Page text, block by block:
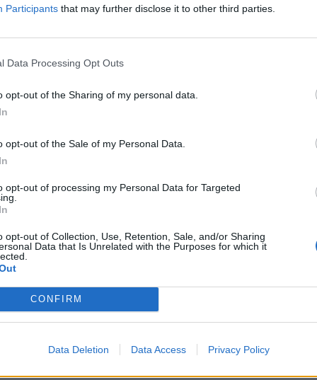
Participants that may further disclose it to other third parties.
Data Processing Opt Outs
opt-out of the Sharing of my personal data.
opt-out of the Sale of my Personal Data.
opt-out of processing my Personal Data for Targeted
opt-out of Collection, Use, Retention, Sale, and/or Sharing
Data that Is Unrelated with the Purposes for which it
CONFIRM
Data Deletion Data Access Privacy Policy
laimėjusia UAB „Hoegh LNG Klaipėda“, jog ši ir toliau bus
operatore, kitaip sakant, pasamdė ją ir toliau
nuo 2014 metų.